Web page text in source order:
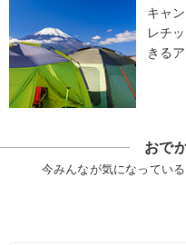
キャ
レチ
きる
おで
今みんなが気になってい